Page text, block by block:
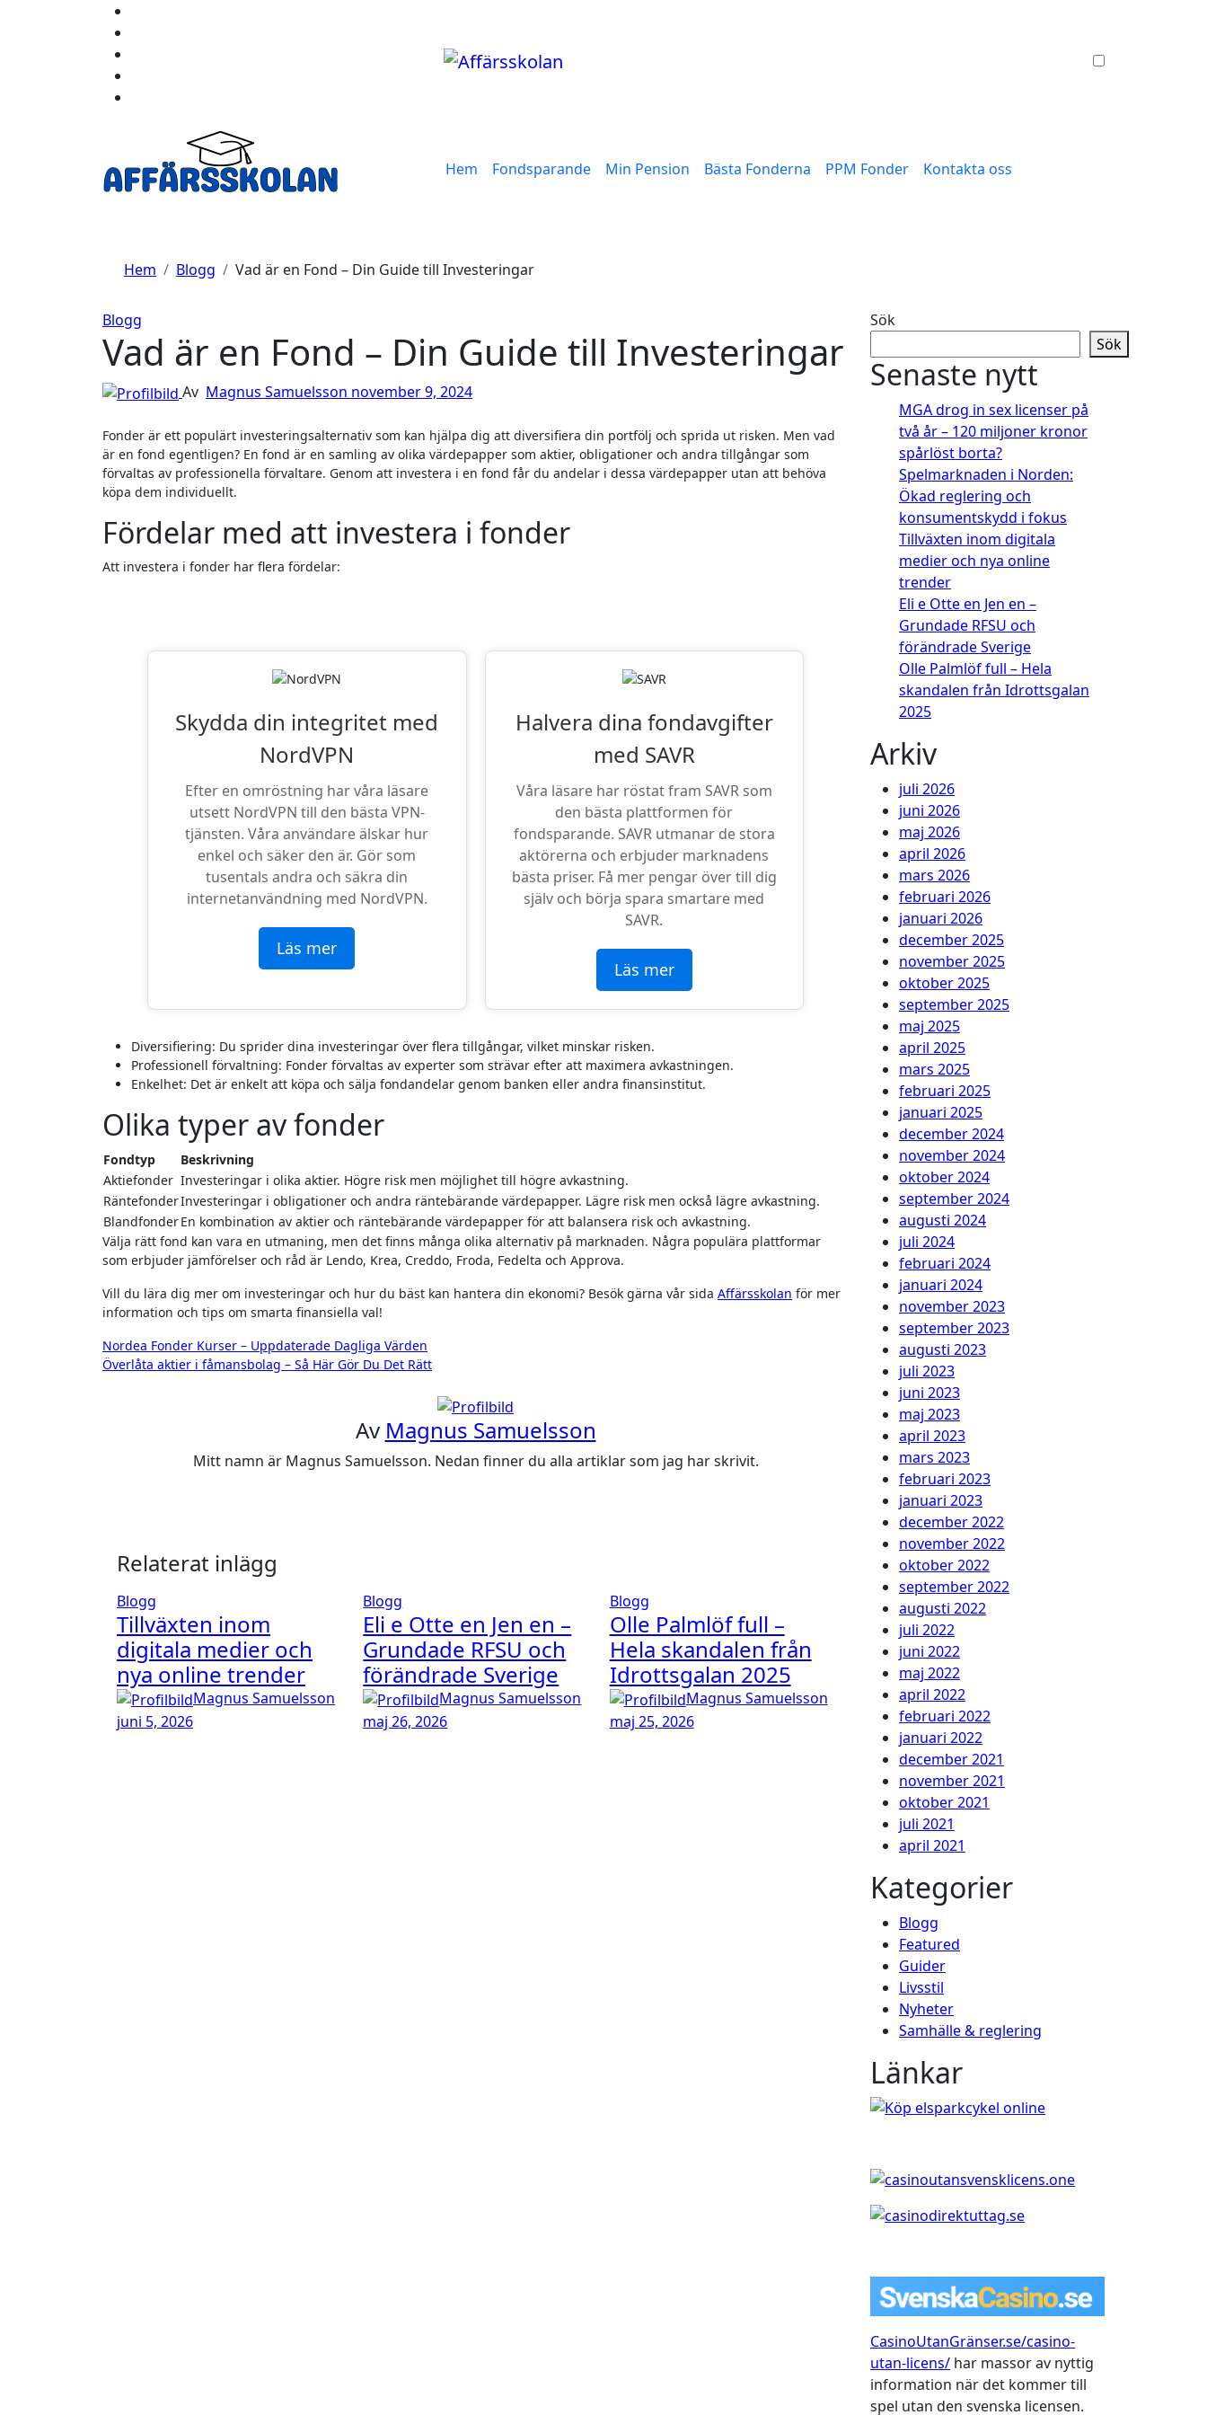
Hem Fondsparande Min Pension Bästa Fonderna PPM Fonder Kontakta oss
Hem Blogg Vad är en Fond – Din Guide till Investeringar
Blogg
Vad är en Fond – Din Guide till Investeringar
Av Magnus Samuelsson november 9, 2024
Fonder är ett populärt investeringsalternativ som kan hjälpa dig att diversifiera din portfölj och sprida ut risken. Men vad
är en fond egentligen? En fond är en samling av olika värdepapper som aktier, obligationer och andra tillgångar som
förvaltas av professionella förvaltare. Genom att investera i en fond får du andelar i dessa värdepapper utan att behöva
köpa dem individuellt.
Fördelar med att investera i fonder
Att investera i fonder har flera fördelar:
Skydda din integritet med
NordVPN
Efter en omröstning har våra läsare
utsett NordVPN till den bästa VPN-
tjänsten. Våra användare älskar hur
enkel och säker den är. Gör som
tusentals andra och säkra din
internetanvändning med NordVPN.
Läs mer
Halvera dina fondavgifter
med SAVR
Våra läsare har röstat fram SAVR som
den bästa plattformen för
fondsparande. SAVR utmanar de stora
aktörerna och erbjuder marknadens
bästa priser. Få mer pengar över till dig
själv och börja spara smartare med
SAVR.
Läs mer
Diversifiering: Du sprider dina investeringar över flera tillgångar, vilket minskar risken.
Professionell förvaltning: Fonder förvaltas av experter som strävar efter att maximera avkastningen.
Enkelhet: Det är enkelt att köpa och sälja fondandelar genom banken eller andra finansinstitut.
Olika typer av fonder
Fondtyp
Beskrivning
Aktiefonder Investeringar i olika aktier. Högre risk men möjlighet till högre avkastning.
RäntefonderInvesteringar i obligationer och andra räntebärande värdepapper. Lägre risk men också lägre avkastning.
BlandfonderEn kombination av aktier och räntebärande värdepapper för att balansera risk och avkastning.
Välja rätt fond kan vara en utmaning, men det finns många olika alternativ på marknaden. Några populära plattformar
som erbjuder jämförelser och råd är Lendo, Krea, Creddo, Froda, Fedelta och Approva.
Vill du lära dig mer om investeringar och hur du bäst kan hantera din ekonomi? Besök gärna vår sida Affärsskolan för mer
information och tips om smarta finansiella val!
Inläggsnavigering
Nordea Fonder Kurser – Uppdaterade Dagliga Värden
Överlåta aktier i fåmansbolag – Så Här Gör Du Det Rätt
Av Magnus Samuelsson
Mitt namn är Magnus Samuelsson. Nedan finner du alla artiklar som jag har skrivit.
Relaterat inlägg
Blogg
Tillväxten inom
digitala medier och
nya online trender
Magnus Samuelsson
juni 5, 2026
Blogg
Eli e Otte en Jen en –
Grundade RFSU och
förändrade Sverige
Magnus Samuelsson
maj 26, 2026
Blogg
Olle Palmlöf full –
Hela skandalen från
Idrottsgalan 2025
Magnus Samuelsson
maj 25, 2026
Sök
Sök
Senaste nytt
MGA drog in sex licenser på
två år – 120 miljoner kronor
spårlöst borta?
Spelmarknaden i Norden:
Ökad reglering och
konsumentskydd i fokus
Tillväxten inom digitala
medier och nya online
trender
Eli e Otte en Jen en –
Grundade RFSU och
förändrade Sverige
Olle Palmlöf full – Hela
skandalen från Idrottsgalan
2025
Arkiv
juli 2026
juni 2026
maj 2026
april 2026
mars 2026
februari 2026
januari 2026
december 2025
november 2025
oktober 2025
september 2025
maj 2025
april 2025
mars 2025
februari 2025
januari 2025
december 2024
november 2024
oktober 2024
september 2024
augusti 2024
juli 2024
februari 2024
januari 2024
november 2023
september 2023
augusti 2023
juli 2023
juni 2023
maj 2023
april 2023
mars 2023
februari 2023
januari 2023
december 2022
november 2022
oktober 2022
september 2022
augusti 2022
juli 2022
juni 2022
maj 2022
april 2022
februari 2022
januari 2022
december 2021
november 2021
oktober 2021
juli 2021
april 2021
Kategorier
Blogg
Featured
Guider
Livsstil
Nyheter
Samhälle & reglering
Länkar
CasinoUtanGränser.se/casino-
utan-licens/ har massor av nyttig
information när det kommer till
spel utan den svenska licensen.